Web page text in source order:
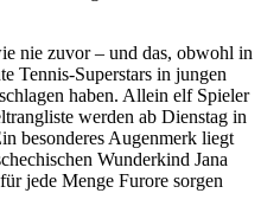
wir Informationen zu Ihrer
an unsere Partner für
Analysen weiter. Unsere
möglicherweise mit
Sie ihnen bereitgestellt
Ihrer Nutzung der Dienste
Einstellungenkönnen
nie zuvor – und das, obwohl in
Tennis-Superstars in jungen
haben. Allein elf Spieler
werden ab Dienstag in
besonderes Augenmerk liegt
Wunderkind Jana
jede Menge Furore sorgen